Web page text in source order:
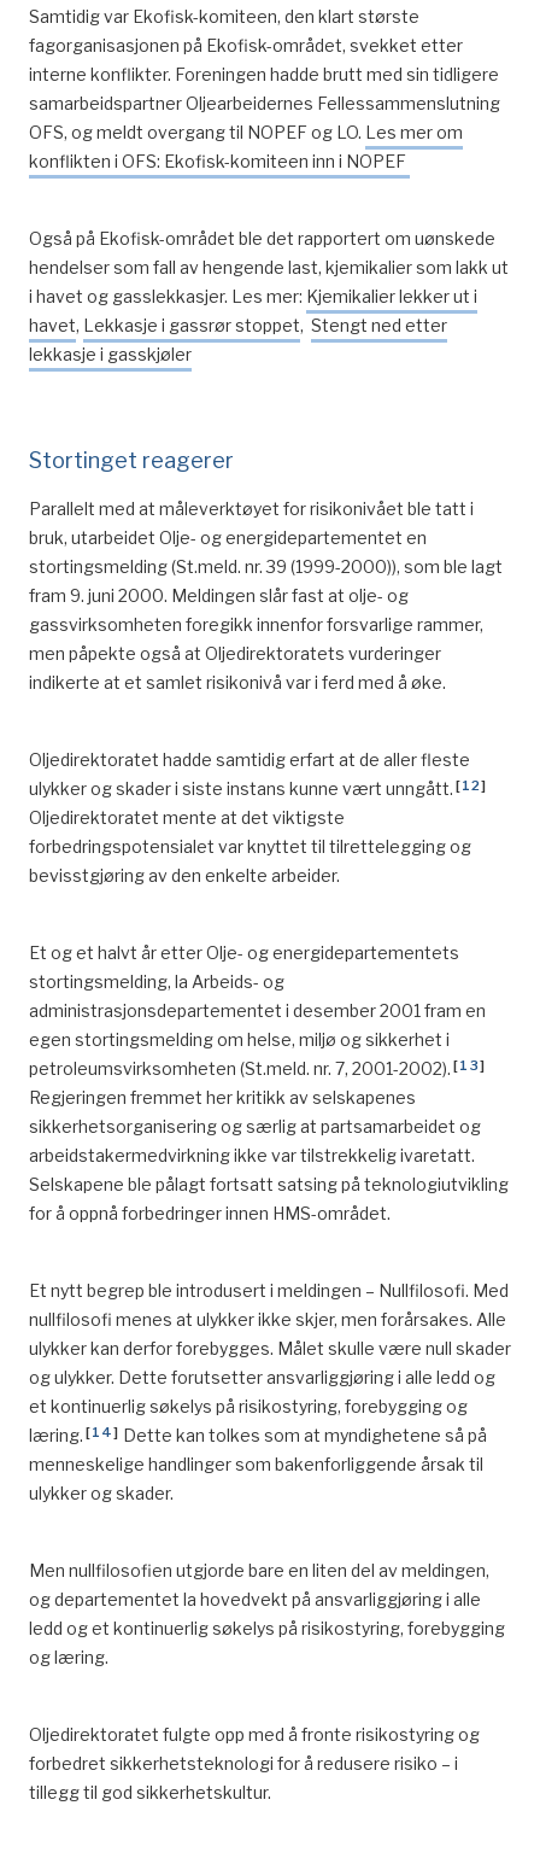
Samtidig var Ekofisk-komiteen, den klart største
fagorganisasjonen på Ekofisk-området, svekket etter
interne konflikter. Foreningen hadde brutt med sin tidligere
samarbeidspartner Oljearbeidernes Fellessammenslutning
OFS, og meldt overgang til NOPEF og LO. Les mer om
konflikten i OFS: Ekofisk-komiteen inn i NOPEF
Også på Ekofisk-området ble det rapportert om uønskede
hendelser som fall av hengende last, kjemikalier som lakk ut
i havet og gasslekkasjer. Les mer: Kjemikalier lekker ut i
havet, Lekkasje i gassrør stoppet, Stengt ned etter
lekkasje i gasskjøler
Stortinget reagerer
Parallelt med at måleverktøyet for risikonivået ble tatt i
bruk, utarbeidet Olje- og energidepartementet en
stortingsmelding (St.meld. nr. 39 (1999-2000)), som ble lagt
fram 9. juni 2000. Meldingen slår fast at olje- og
gassvirksomheten foregikk innenfor forsvarlige rammer,
men påpekte også at Oljedirektoratets vurderinger
indikerte at et samlet risikonivå var i ferd med å øke.
Oljedirektoratet hadde samtidig erfart at de aller fleste
ulykker og skader i siste instans kunne vært unngått. [12]
Oljedirektoratet mente at det viktigste
forbedringspotensialet var knyttet til tilrettelegging og
bevisstgjøring av den enkelte arbeider.
Et og et halvt år etter Olje- og energidepartementets
stortingsmelding, la Arbeids- og
administrasjonsdepartementet i desember 2001 fram en
egen stortingsmelding om helse, miljø og sikkerhet i
petroleumsvirksomheten (St.meld. nr. 7, 2001-2002). [13]
Regjeringen fremmet her kritikk av selskapenes
sikkerhetsorganisering og særlig at partsamarbeidet og
arbeidstakermedvirkning ikke var tilstrekkelig ivaretatt.
Selskapene ble pålagt fortsatt satsing på teknologiutvikling
for å oppnå forbedringer innen HMS-området.
Et nytt begrep ble introdusert i meldingen – Nullfilosofi. Med
nullfilosofi menes at ulykker ikke skjer, men forårsakes. Alle
ulykker kan derfor forebygges. Målet skulle være null skader
og ulykker. Dette forutsetter ansvarliggjøring i alle ledd og
et kontinuerlig søkelys på risikostyring, forebygging og
læring. [14] Dette kan tolkes som at myndighetene så på
menneskelige handlinger som bakenforliggende årsak til
ulykker og skader.
Men nullfilosofien utgjorde bare en liten del av meldingen,
og departementet la hovedvekt på ansvarliggjøring i alle
ledd og et kontinuerlig søkelys på risikostyring, forebygging
og læring.
Oljedirektoratet fulgte opp med å fronte risikostyring og
forbedret sikkerhetsteknologi for å redusere risiko – i
tillegg til god sikkerhetskultur.